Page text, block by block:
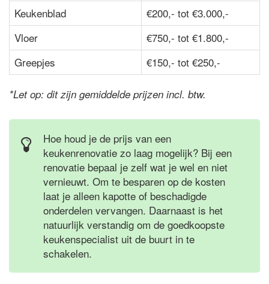
Keukenblad
€200,- tot €3.000,-
Vloer
€750,- tot €1.800,-
Greepjes
€150,- tot €250,-
*Let op: dit zijn gemiddelde prijzen incl. btw.
Hoe houd je de prijs van een
keukenrenovatie zo laag mogelijk? Bij een
renovatie bepaal je zelf wat je wel en niet
vernieuwt. Om te besparen op de kosten
laat je alleen kapotte of beschadigde
onderdelen vervangen. Daarnaast is het
natuurlijk verstandig om de goedkoopste
keukenspecialist uit de buurt in te
schakelen.